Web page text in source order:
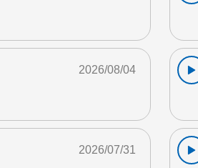
2026/08/04
2026/07/31